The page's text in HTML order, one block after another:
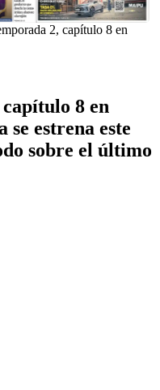
2, capítulo 8 en
8 en
estrena este
sobre el último